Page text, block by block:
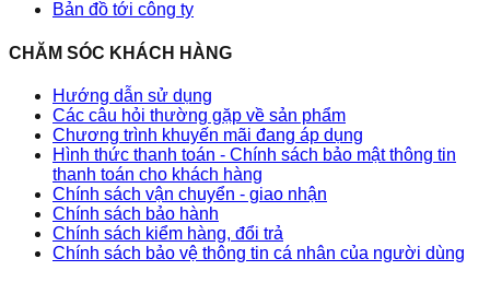
Bản đồ tới công ty
CHĂM SÓC KHÁCH HÀNG
Hướng dẫn sử dụng
Các câu hỏi thường gặp về sản phẩm
Chương trình khuyến mãi đang áp dụng
Hình thức thanh toán - Chính sách bảo mật thông tin
thanh toán cho khách hàng
Chính sách vận chuyển - giao nhận
Chính sách bảo hành
Chính sách kiểm hàng, đổi trả
Chính sách bảo vệ thông tin cá nhân của người dùng